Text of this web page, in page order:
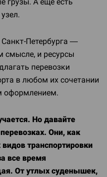
Санкт-Петербурга —
смысле, и ресурсы
перевозки
в любом их сочетании
оформлением.
Но давайте
Они, как
транспортировки
все время
От утлых суденышек,